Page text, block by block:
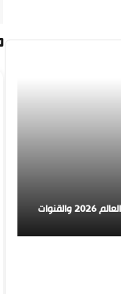
موعد مباراة إنجلترا وكرواتيا في كأس العالم 2026 والقنوات